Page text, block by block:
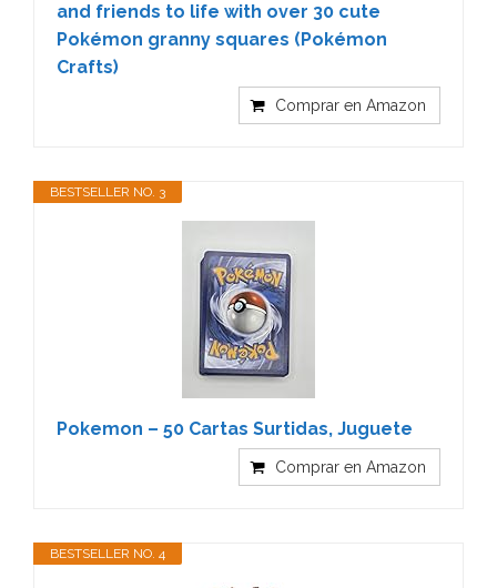
and friends to life with over 30 cute
Pokémon granny squares (Pokémon
Crafts)
Comprar en Amazon
BESTSELLER NO. 3
Pokemon – 50 Cartas Surtidas, Juguete
Comprar en Amazon
BESTSELLER NO. 4